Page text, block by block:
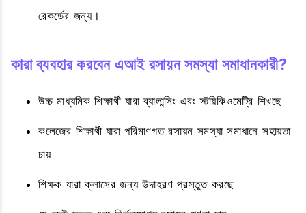
রেকর্ডের জন্য।
কারা ব্যবহার করবেন এআই রসায়ন সমস্যা সমাধানকারী?
উচ্চ মাধ্যমিক শিক্ষার্থী যারা ব্যালান্সিং এবং স্টয়িকিওমেট্রি শিখছে
কলেজের শিক্ষার্থী যারা পরিমাণগত রসায়ন সমস্যা সমাধানে সহায়তা
চায়
শিক্ষক যারা ক্লাসের জন্য উদাহরণ প্রস্তুত করছে